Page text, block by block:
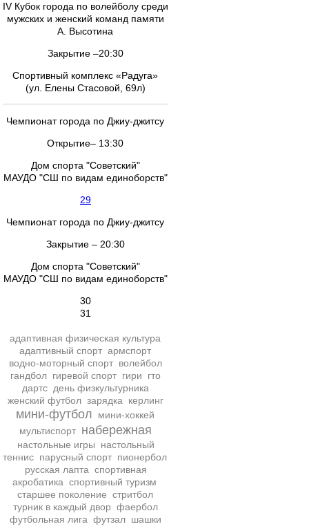
IV Кубок города по волейболу среди
мужских и женский команд памяти
А. Высотина
Закрытие –20:30
Спортивный комплекс «Радуга»
(ул. Елены Стасовой, 69л)
Чемпионат города по Джиу-джитсу
Открытие– 13:30
Дом спорта "Советский"
МАУДО "СШ по видам единоборств"
29
Чемпионат города по Джиу-джитсу
Закрытие – 20:30
Дом спорта "Советский"
МАУДО "СШ по видам единоборств"
30
31
адаптивная физическая культура
адаптивный спорт армспорт
водно-моторный спорт волейбол
гандбол гиревой спорт гири
гто
дартс день физкультурника
женский футбол зарядка керлинг
мини-футбол
мини-хоккей
мультиспорт набережная
настольные игры
настольный
теннис парусный спорт пионербол
русская лапта спортивная
акробатика спортивный туризм
старшее поколение стритбол
турник в каждый двор фаербол
футбольная лига футзал шашки